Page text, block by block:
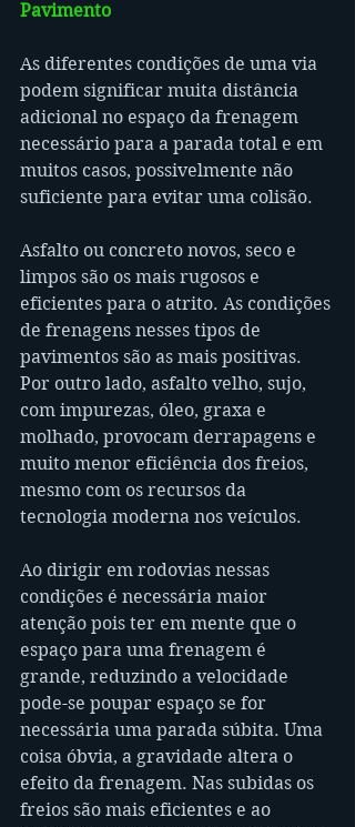
Pavimento
As diferentes condições de uma via
podem significar muita distância
adicional no espaço da frenagem
necessário para a parada total e em
muitos casos, possivelmente não
suficiente para evitar uma colisão.
Asfalto ou concreto novos, seco e
limpos são os mais rugosos e
eficientes para o atrito. As condições
de frenagens nesses tipos de
pavimentos são as mais positivas.
Por outro lado, asfalto velho, sujo,
com impurezas, óleo, graxa e
molhado, provocam derrapagens e
muito menor eficiência dos freios,
mesmo com os recursos da
tecnologia moderna nos veículos.
Ao dirigir em rodovias nessas
condições é necessária maior
atenção pois ter em mente que o
espaço para uma frenagem é
grande, reduzindo a velocidade
pode-se poupar espaço se for
necessária uma parada súbita. Uma
coisa óbvia, a gravidade altera o
efeito da frenagem. Nas subidas os
freios são mais eficientes e ao